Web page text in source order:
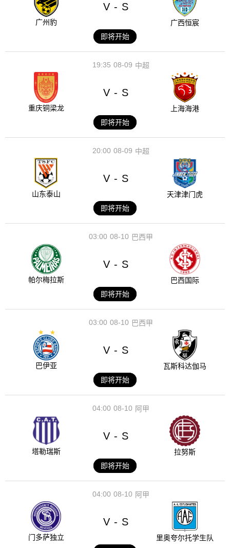
广州豹
V - S
广西恒宸
即将开始
08-09
19:35 中超
重庆铜梁龙
V - S
上海海港
即将开始
08-09
20:00 中超
山东泰山
V - S
天津津门虎
即将开始
08-10
03:00 巴西甲
帕尔梅拉斯
V - S
巴西国际
即将开始
08-10
03:00 巴西甲
巴伊亚
V - S
瓦斯科达伽马
即将开始
08-10
04:00 阿甲
塔勒瑞斯
V - S
拉努斯
即将开始
08-10
04:00 阿甲
门多萨独立
V - S
里奥夸尔托学生队